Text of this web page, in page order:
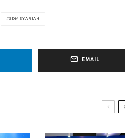
SDM SYARIAH
EMAIL